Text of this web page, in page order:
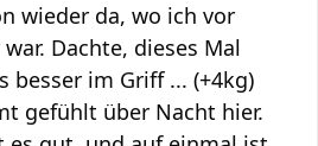
wieder da, wo ich vor
Dachte, dieses Mal
besser im Griff ... (+4kg)
gefühlt über Nacht hier.